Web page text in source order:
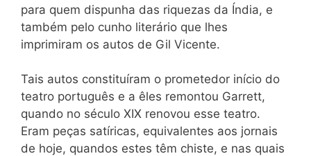
para quem dispunha das riquezas da Índia, e
também pelo cunho literário que lhes
imprimiram os autos de Gil Vicente.
Tais autos constituíram o prometedor início do
teatro português e a êles remontou Garrett,
quando no século XIX renovou esse teatro.
Eram peças satíricas, equivalentes aos jornais
de hoje, quandos estes têm chiste, e nas quais